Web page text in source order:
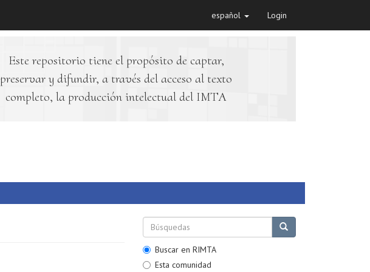
español Login
Este repositorio tiene el propósito de captar,
preservar y difundir, a través del acceso al texto
completo, la producción intelectual del IMTA
Buscar en RIMTA
Esta comunidad